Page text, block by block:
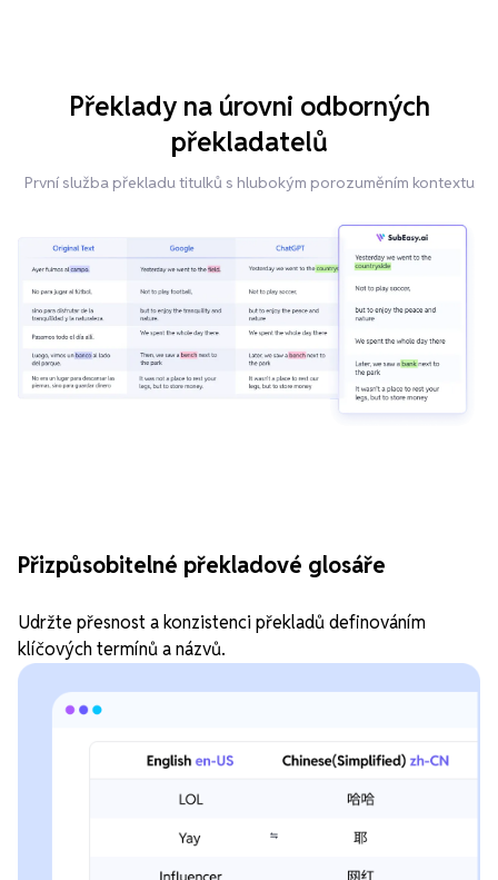
Překlady na úrovni odborných
překladatelů
První služba překladu titulků s hlubokým porozuměním kontextu
Přizpůsobitelné překladové glosáře
Udržte přesnost a konzistenci překladů definováním
klíčových termínů a názvů.